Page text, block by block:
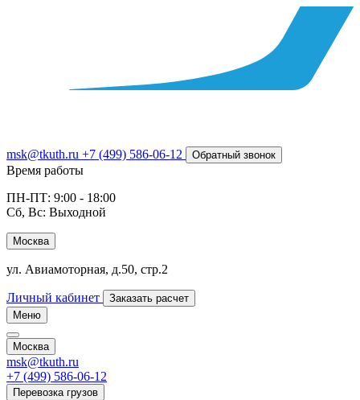
msk@tkuth.ru +7 (499) 586-06-12 Обратный звонок
Время работы
ПН-ПТ: 9:00 - 18:00
Сб, Вс: Выходной
Москва
ул. Авиамоторная, д.50, стр.2
Личный кабинет
Заказать расчет
Меню
Москва
msk@tkuth.ru
+7 (499) 586-06-12
Перевозка грузов